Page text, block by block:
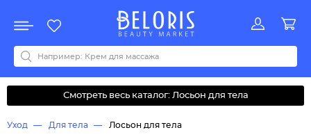
Акции
Все бренды
0-9ABCDEFGHIJKLMNOPQRSTUVWYZАБВДЗИМОКЛНПРСТУФ
Смотреть весь каталог: Лосьон для тела
Уход Для тела Лосьон для тела